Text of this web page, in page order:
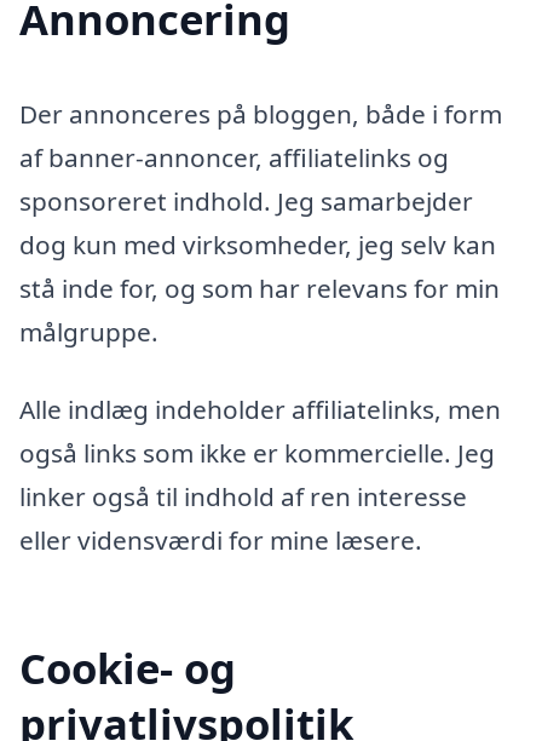
Annoncering
Der annonceres på bloggen, både i form
af banner-annoncer, affiliatelinks og
sponsoreret indhold. Jeg samarbejder
dog kun med virksomheder, jeg selv kan
stå inde for, og som har relevans for min
målgruppe.
Alle indlæg indeholder affiliatelinks, men
også links som ikke er kommercielle. Jeg
linker også til indhold af ren interesse
eller vidensværdi for mine læsere.
Cookie- og
privatlivspolitik